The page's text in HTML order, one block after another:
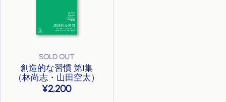
創造的な習慣 第1集
（林尚志・山田空太）
2,200